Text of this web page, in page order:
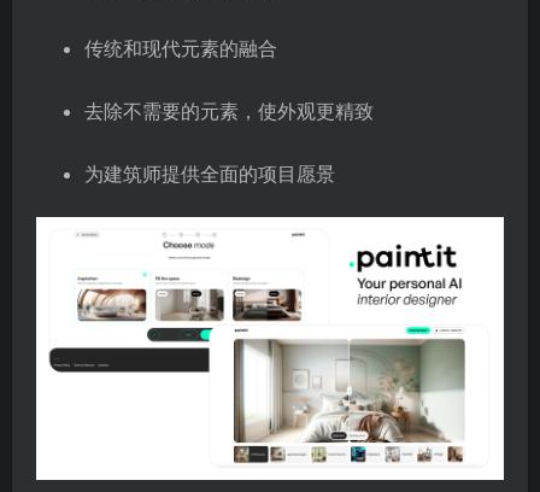
传统和现代元素的融合
去除不需要的元素，使外观更精致
为建筑师提供全面的项目愿景